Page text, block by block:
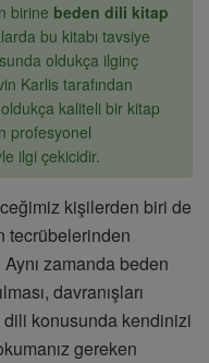
birine beden dili kitap
bu kitabı tavsiye
oldukça ilginç
Karlis tarafından
kaliteli bir kitap
profesyonel
ilgi çekicidir.
kişilerden biri de
tecrübelerinden
zamanda beden
davranışları
konusunda kendinizi
gereken